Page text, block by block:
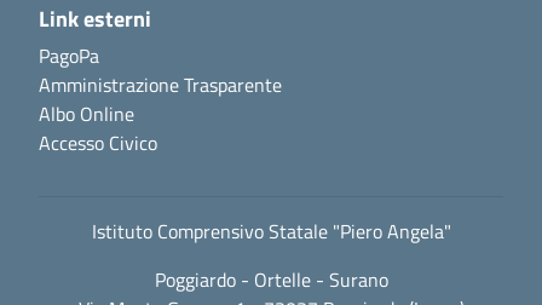
Link esterni
PagoPa
Amministrazione Trasparente
Albo Online
Accesso Civico
Istituto Comprensivo Statale "Piero Angela"
Poggiardo - Ortelle - Surano